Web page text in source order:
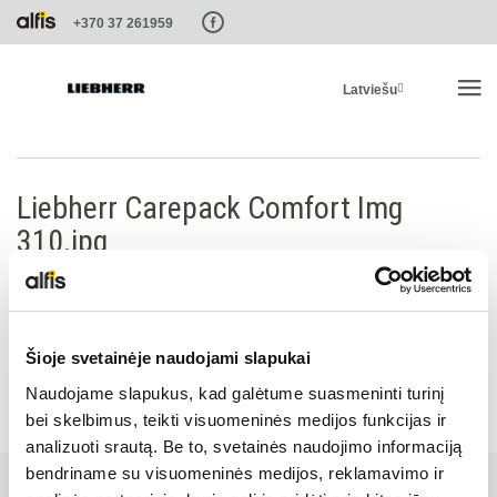
Šioje svetainėje naudojami slapukai
Naudojame slapukus, kad galėtume suasmeninti turinį
bei skelbimus, teikti visuomeninės medijos funkcijas ir
analizuoti srautą. Be to, svetainės naudojimo informaciją
bendriname su visuomeninės medijos, reklamavimo ir
Paste this code as high in the of the page as possible:
+370 37 261959
Latviešu
PAKALPOJUMI UN RISINĀJUMI
LIEBHERR-SHOP
Liebherr Carepack Comfort Img
310.jpg